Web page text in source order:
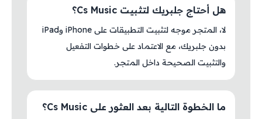
هل أحتاج جلبريك لتثبيت Cs Music؟
لا، المتجر موجه لتثبيت التطبيقات على iPhone وiPad
بدون جلبريك، مع الاعتماد على خطوات التفعيل
والتثبيت الصحيحة داخل المتجر.
ما الخطوة التالية بعد العثور على Cs Music؟